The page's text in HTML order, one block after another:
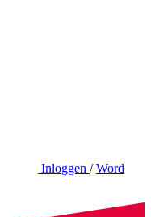
Inloggen /Word